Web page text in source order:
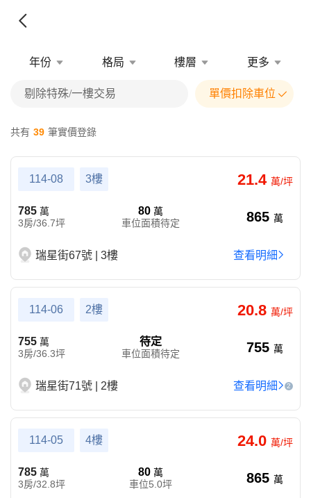
年份 格局 樓層 更多
剔除特殊/一樓交易 單價扣除車位
共有 39 筆實價登錄
114-08 3樓 21.4 萬/坪
785 萬
3房/36.7坪
80 萬
車位面積待定
865 萬
瑞星街67號 | 3樓 查看明細
114-06 2樓 20.8 萬/坪
755 萬
3房/36.3坪
待定
車位面積待定 755 萬
瑞星街71號 | 2樓 查看明細 2
114-05 4樓 24.0 萬/坪
785 萬
3房/32.8坪
80 萬
車位5.0坪
865 萬